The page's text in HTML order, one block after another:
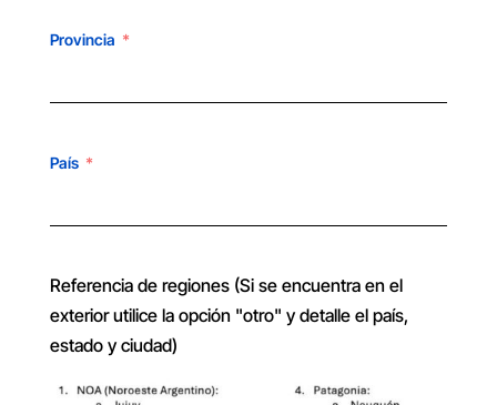
Provincia
País
Referencia de regiones (Si se encuentra en el
exterior utilice la opción "otro" y detalle el país,
estado y ciudad)